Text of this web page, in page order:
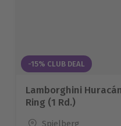
-15% CLUB DEAL
Lamborghini
Ring (1 Rd.)
Standort
Spielberg